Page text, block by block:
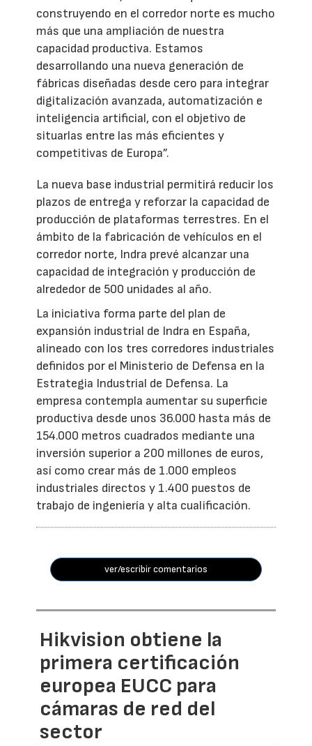
construyendo en el corredor norte es mucho
más que una ampliación de nuestra
capacidad productiva. Estamos
desarrollando una nueva generación de
fábricas diseñadas desde cero para integrar
digitalización avanzada, automatización e
inteligencia artificial, con el objetivo de
situarlas entre las más eficientes y
competitivas de Europa”.
La nueva base industrial permitirá reducir los
plazos de entrega y reforzar la capacidad de
producción de plataformas terrestres. En el
ámbito de la fabricación de vehículos en el
corredor norte, Indra prevé alcanzar una
capacidad de integración y producción de
alrededor de 500 unidades al año.
La iniciativa forma parte del plan de
expansión industrial de Indra en España,
alineado con los tres corredores industriales
definidos por el Ministerio de Defensa en la
Estrategia Industrial de Defensa. La
empresa contempla aumentar su superficie
productiva desde unos 36.000 hasta más de
154.000 metros cuadrados mediante una
inversión superior a 200 millones de euros,
así como crear más de 1.000 empleos
industriales directos y 1.400 puestos de
trabajo de ingeniería y alta cualificación.
ver/escribir comentarios
Hikvision obtiene la
primera certificación
europea EUCC para
cámaras de red del
sector